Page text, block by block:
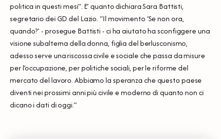
politica in questi mesi”. E’ quanto dichiara Sara Battisti,
segretario dei GD del Lazio. “Il movimento ‘Se non ora,
quando?’ - prosegue Battisti - ci ha aiutato ha sconfiggere una
visione subalterna della donna, figlia del berlusconismo,
adesso serve una riscossa civile e sociale che passa da misure
per l’occupazione, per politiche sociali, per le riforme del
mercato del lavoro. Abbiamo la speranza che questo paese
diventi nei prossimi anni più civile e moderno di quanto non ci
dicano i dati di oggi.”